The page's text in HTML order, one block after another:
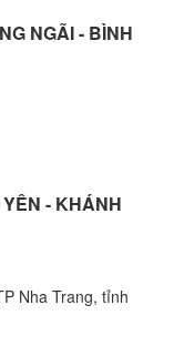
NGÃI - BÌNH
- KHÁNH
Nha Trang, tỉnh